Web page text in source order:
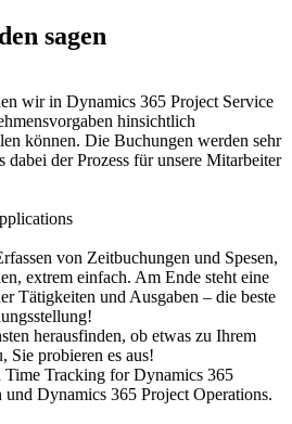
sagen
wir in Dynamics 365 Project Service
hinsichtlich
können. Die Buchungen werden sehr
dabei der Prozess für unsere Mitarbeiter
von Zeitbuchungen und Spesen,
extrem einfach. Am Ende steht eine
Tätigkeiten und Ausgaben – die beste
herausfinden, ob etwas zu Ihrem
Sie probieren es aus!
Time Tracking for Dynamics 365
Dynamics 365 Project Operations.